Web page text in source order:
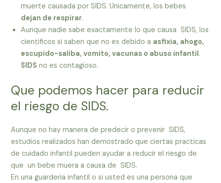
muerte causada por SIDS. Unicamente, los bebes
dejan de respirar.
Aunque nadie sabe exactamente lo que causa SIDS, los
cientificos si saben que no es debido a asfixia, ahogo,
escupido-saliba, vomito, vacunas o abuso infantil.
SIDS no es contagioso.
Que podemos hacer para reducir
el riesgo de SIDS.
Aunque no hay manera de predecir o prevenir SIDS,
estudios realizados han demostrado que ciertas practicas
de cuidado infantil pueden ayudar a reducir el riesgo de
que un bebe muera a causa de SIDS.
En una guarderia infantil o si usted es una persona que